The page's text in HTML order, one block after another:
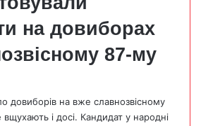
на довиборах
87-му
довиборів на вже славнозвісному
і досі. Кандидат у народні